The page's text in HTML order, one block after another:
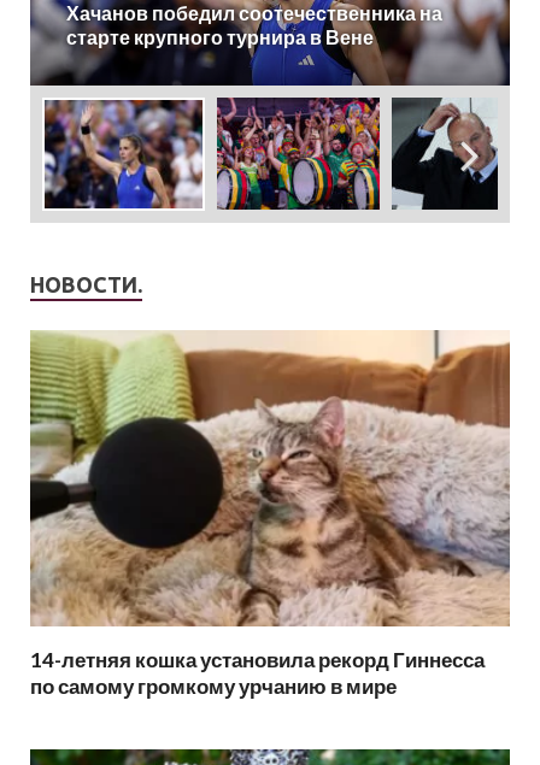
УЕФА оштрафовал Федерацию футбола
Литвы за оскорбление Путина
НОВОСТИ.
14-летняя кошка установила рекорд Гиннесса
по самому громкому урчанию в мире